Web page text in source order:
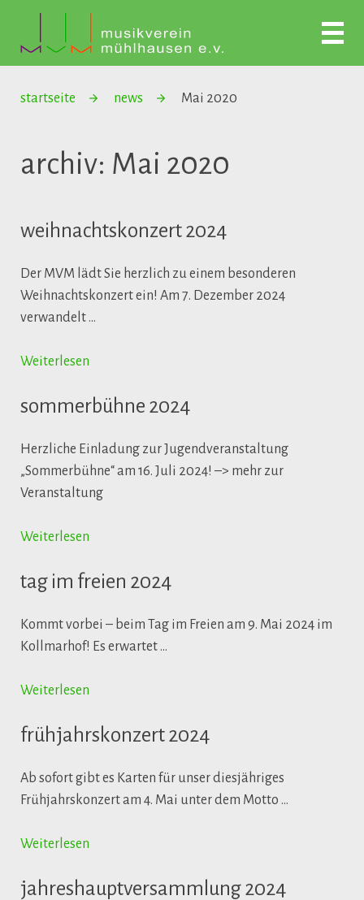
startseite news Mai 2020
archiv: Mai 2020
weihnachtskonzert 2024
Der MVM lädt Sie herzlich zu einem besonderen
Weihnachtskonzert ein! Am 7. Dezember 2024
verwandelt …
Weiterlesen
sommerbühne 2024
Herzliche Einladung zur Jugendveranstaltung
„Sommerbühne“ am 16. Juli 2024! –> mehr zur
Veranstaltung
Weiterlesen
tag im freien 2024
Kommt vorbei – beim Tag im Freien am 9. Mai 2024 im
Kollmarhof! Es erwartet …
Weiterlesen
frühjahrskonzert 2024
Ab sofort gibt es Karten für unser diesjähriges
Frühjahrskonzert am 4. Mai unter dem Motto …
Weiterlesen
jahreshauptversammlung 2024